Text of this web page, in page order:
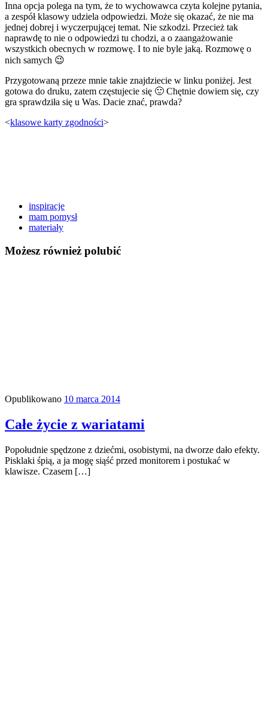
Inna opcja polega na tym, że to wychowawca czyta kolejne pytania,
a zespół klasowy udziela odpowiedzi. Może się okazać, że nie ma
jednej dobrej i wyczerpującej temat. Nie szkodzi. Przecież tak
naprawdę to nie o odpowiedzi tu chodzi, a o zaangażowanie
wszystkich obecnych w rozmowę. I to nie byle jaką. Rozmowę o
nich samych 😉
Przygotowaną przeze mnie takie znajdziecie w linku poniżej. Jest
gotowa do druku, zatem częstujecie się 🙂 Chętnie dowiem się, czy
gra sprawdziła się u Was. Dacie znać, prawda?
<klasowe karty zgodności>
inspiracje
mam pomysł
materiały
Możesz również polubić
Opublikowano 10 marca 2014
Całe życie z wariatami
Popołudnie spędzone z dziećmi, osobistymi, na dworze dało efekty.
Pisklaki śpią, a ja mogę siąść przed monitorem i postukać w
klawisze. Czasem […]